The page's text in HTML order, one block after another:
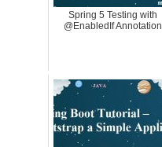
Spring 5 Testing with
@EnabledIf Annotation